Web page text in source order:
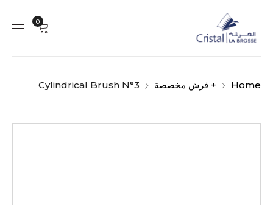
0
Home + فرش مخصصة Cylindrical Brush N°3